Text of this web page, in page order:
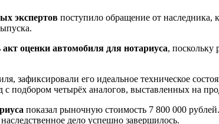
экспертов поступило обращение от наследника,
акт оценки автомобиля для нотариуса, поскольку
зафиксировали его идеальное техническое
с подбором четырёх аналогов, выставленных на
показал рыночную стоимость 7 800 000
дело успешно завершилось.